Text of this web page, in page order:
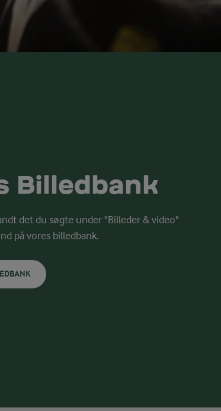
Billedbank
det du søgte under "Billeder & video"
på vores billedbank.